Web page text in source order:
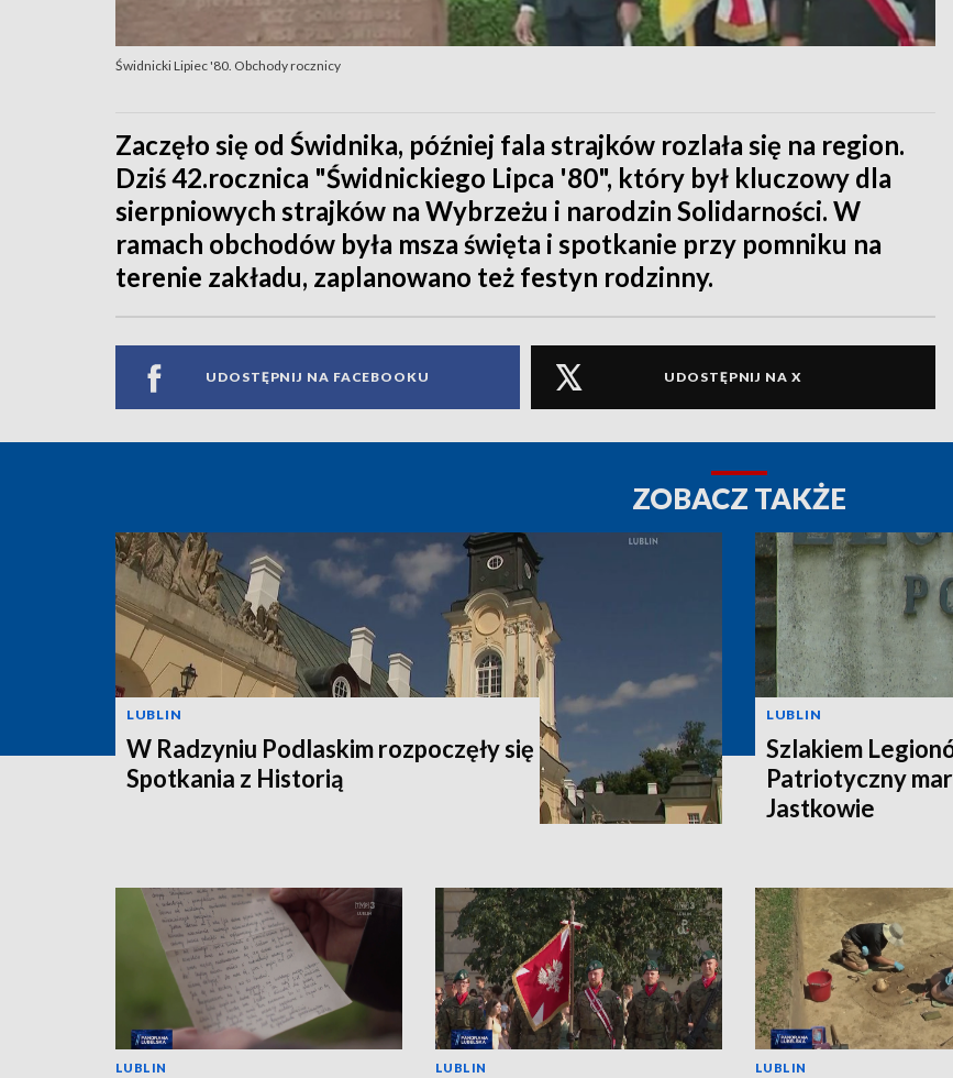
Świdnicki Lipiec '80. Obchody rocznicy
Zaczęło się od Świdnika, później fala strajków rozlała się na region.
Dziś 42.rocznica "Świdnickiego Lipca '80", który był kluczowy dla
sierpniowych strajków na Wybrzeżu i narodzin Solidarności. W
ramach obchodów była msza święta i spotkanie przy pomniku na
terenie zakładu, zaplanowano też festyn rodzinny.
UDOSTĘPNIJ NA FACEBOOKU UDOSTĘPNIJ NA X
ZOBACZ TAKŻE
LUBLIN
W Radzyniu Podlaskim rozpoczęły się
Spotkania z Historią
LUBLIN
Szlakiem
Patriotyczny
Jastkowie
LUBLIN LUBLIN LUBLIN